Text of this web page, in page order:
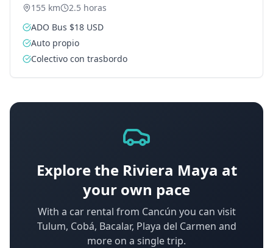
155 km
2.5 horas
ADO Bus $18 USD
Auto propio
Colectivo con trasbordo
Explore the Riviera Maya at
your own pace
With a car rental from Cancún you can visit
Tulum, Cobá, Bacalar, Playa del Carmen and
more on a single trip.